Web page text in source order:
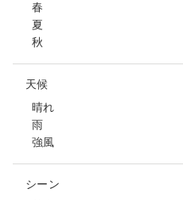
春
夏
秋
天候
晴れ
雨
強風
シーン